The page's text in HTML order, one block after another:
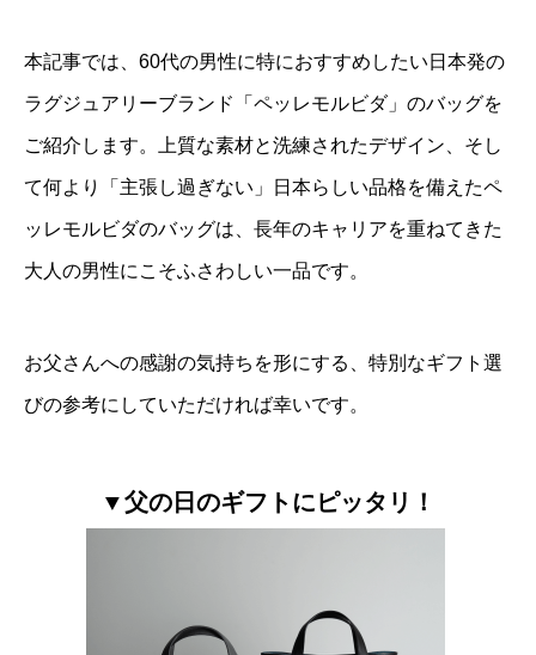
本記事では、60代の男性に特におすすめしたい日本発の
ラグジュアリーブランド「ペッレモルビダ」のバッグを
ご紹介します。上質な素材と洗練されたデザイン、そし
て何より「主張し過ぎない」日本らしい品格を備えたペ
ッレモルビダのバッグは、長年のキャリアを重ねてきた
大人の男性にこそふさわしい一品です。
お父さんへの感謝の気持ちを形にする、特別なギフト選
びの参考にしていただければ幸いです。
▼父の日のギフトにピッタリ！